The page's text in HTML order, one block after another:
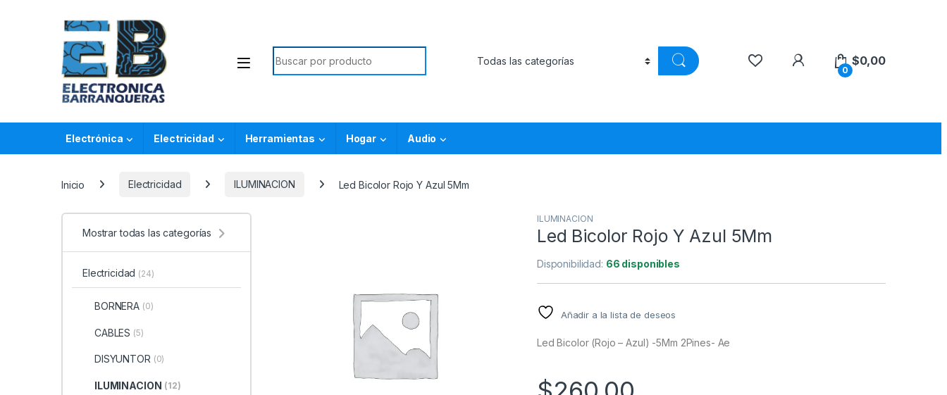
0
$0,00
Electrónica Electricidad Herramientas Hogar Audio
Inicio Electricidad ILUMINACION Led Bicolor Rojo Y Azul 5Mm
ILUMINACION
Led Bicolor Rojo Y Azul 5Mm
Disponibilidad: 66 disponibles
Añadir a la lista de deseos
Led Bicolor (Rojo – Azul) -5Mm 2Pines- Ae
Mostrar todas las categorías
Electricidad (24)
BORNERA (0)
CABLES (5)
DISYUNTOR (0)
ILUMINACION (12)